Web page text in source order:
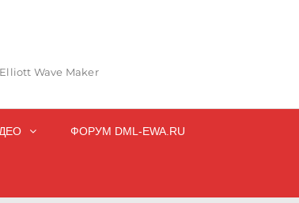
Wave Maker
ФОРУМ DML-EWA.RU